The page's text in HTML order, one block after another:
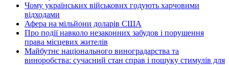
Чому українських військових годують харчовими
відходами
Афера на мільйони доларів США
Про події навколо незаконних забудов і порушення
права місцевих жителів
Майбутнє національного виноградарства та
виноробства: сучасний стан справ і пошуку стимулів для